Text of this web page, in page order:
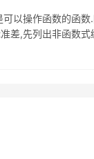
以操作函数的函数
差,先列出非函数